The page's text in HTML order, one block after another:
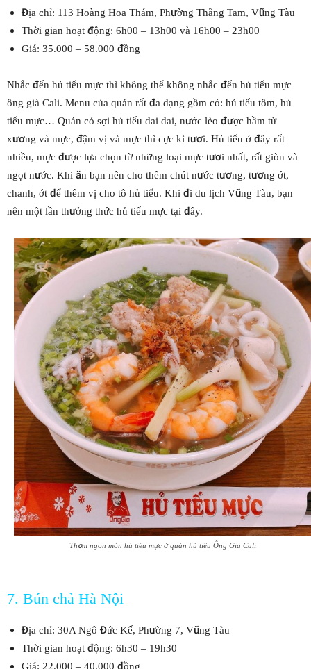
Địa chỉ: 113 Hoàng Hoa Thám, Phường Thắng Tam, Vũng Tàu
Thời gian hoạt động: 6h00 – 13h00 và 16h00 – 23h00
Giá: 35.000 – 58.000 đồng
Nhắc đến hủ tiếu mực thì không thể không nhắc đến hủ tiếu mực
ông già Cali. Menu của quán rất đa dạng gồm có: hủ tiếu tôm, hủ
tiếu mực… Quán có sợi hủ tiếu dai dai, nước lèo được hầm từ
xương và mực, đậm vị và mực thì cực kì tươi. Hủ tiếu ở đây rất
nhiều, mực được lựa chọn từ những loại mực tươi nhất, rất giòn và
ngọt nước. Khi ăn bạn nên cho thêm chút nước tương, tương ớt,
chanh, ớt để thêm vị cho tô hủ tiếu. Khi đi du lịch Vũng Tàu, bạn
nên một lần thưởng thức hủ tiếu mực tại đây.
Thơm ngon món hủ tiếu mực ở quán hủ tiếu Ông Già Cali
7. Bún chả Hà Nội
Địa chỉ: 30A Ngô Đức Kế, Phường 7, Vũng Tàu
Thời gian hoạt động: 6h30 – 19h30
Giá: 22.000 – 40.000 đồng